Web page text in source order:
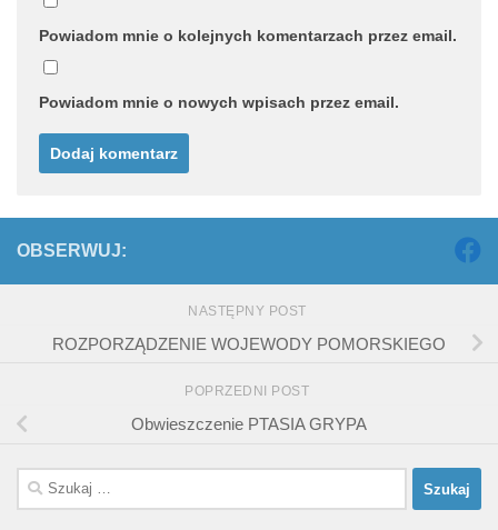
Powiadom mnie o kolejnych komentarzach przez email.
Powiadom mnie o nowych wpisach przez email.
OBSERWUJ:
NASTĘPNY POST
ROZPORZĄDZENIE WOJEWODY POMORSKIEGO
POPRZEDNI POST
Obwieszczenie PTASIA GRYPA
Szukaj: